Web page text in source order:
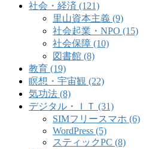
社会・経済 (121)
里山資本主義 (9)
社会起業・NPO (15)
社会保障 (10)
図書館 (8)
教育 (19)
瞑想・宇宙観 (22)
気功法 (8)
デジタル・ＩＴ (31)
SIMフリースマホ (6)
WordPress (5)
スティックPC (8)